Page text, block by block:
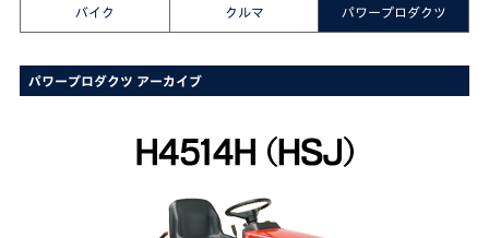
バイク クルマ パワープロダクツ
パワープロダクツ アーカイブ